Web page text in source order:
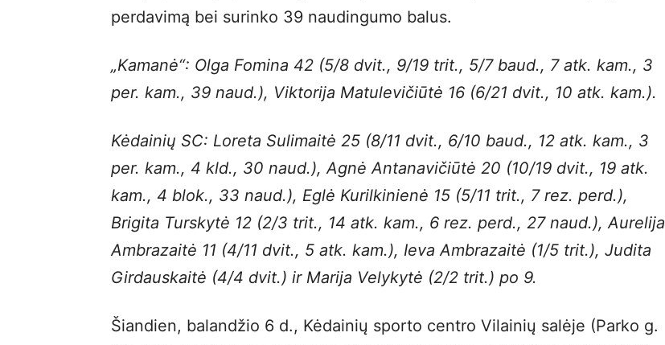
perdavimą bei surinko 39 naudingumo balus.
„Kamanė“: Olga Fomina 42 (5/8 dvit., 9/19 trit., 5/7 baud., 7 atk. kam., 3
per. kam., 39 naud.), Viktorija Matulevičiūtė 16 (6/21 dvit., 10 atk. kam.).
Kėdainių SC: Loreta Sulimaitė 25 (8/11 dvit., 6/10 baud., 12 atk. kam., 3
per. kam., 4 kld., 30 naud.), Agnė Antanavičiūtė 20 (10/19 dvit., 19 atk.
kam., 4 blok., 33 naud.), Eglė Kurilkinienė 15 (5/11 trit., 7 rez. perd.),
Brigita Turskytė 12 (2/3 trit., 14 atk. kam., 6 rez. perd., 27 naud.), Aurelija
Ambrazaitė 11 (4/11 dvit., 5 atk. kam.), Ieva Ambrazaitė (1/5 trit.), Judita
Girdauskaitė (4/4 dvit.) ir Marija Velykytė (2/2 trit.) po 9.
Šiandien, balandžio 6 d., Kėdainių sporto centro Vilainių salėje (Parko g.